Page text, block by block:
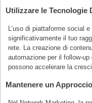
Utilizzare le Tecnologie
L’uso di piattaforme social
significativamente il tuo
rete. La creazione di
automazione per il follow-
possono accelerare la
Mantenere un